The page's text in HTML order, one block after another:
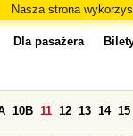
Nasza strona
Dla pasażera
10B 11 12 13 14 15